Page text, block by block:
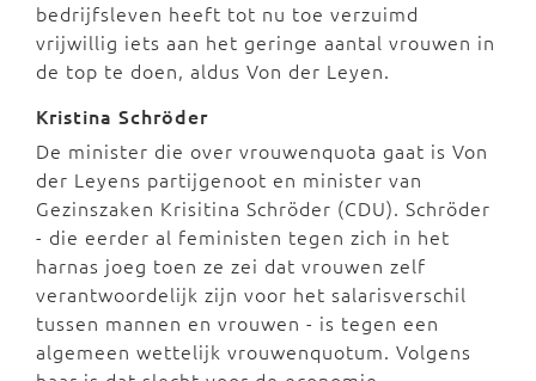
bedrijfsleven heeft tot nu toe verzuimd
vrijwillig iets aan het geringe aantal vrouwen in
de top te doen, aldus Von der Leyen.
Kristina Schröder
De minister die over vrouwenquota gaat is Von
der Leyens partijgenoot en minister van
Gezinszaken Krisitina Schröder (CDU). Schröder
- die eerder al feministen tegen zich in het
harnas joeg toen ze zei dat vrouwen zelf
verantwoordelijk zijn voor het salarisverschil
tussen mannen en vrouwen - is tegen een
algemeen wettelijk vrouwenquotum. Volgens